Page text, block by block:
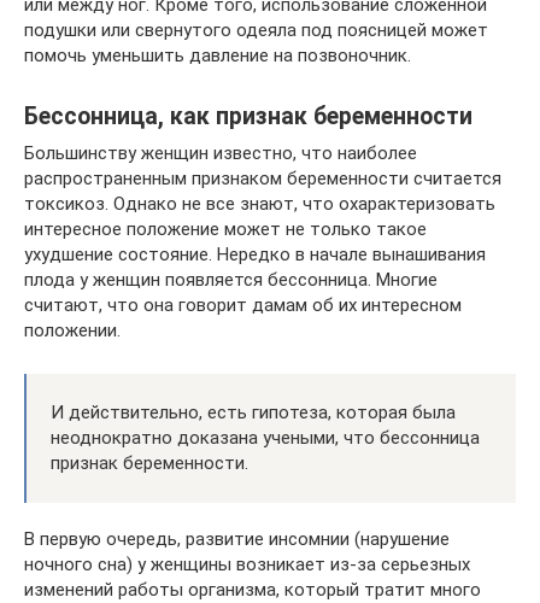
или между ног. Кроме того, использование сложенной
подушки или свернутого одеяла под поясницей может
помочь уменьшить давление на позвоночник.
Бессонница, как признак беременности
Большинству женщин известно, что наиболее
распространенным признаком беременности считается
токсикоз. Однако не все знают, что охарактеризовать
интересное положение может не только такое
ухудшение состояние. Нередко в начале вынашивания
плода у женщин появляется бессонница. Многие
считают, что она говорит дамам об их интересном
положении.
И действительно, есть гипотеза, которая была
неоднократно доказана учеными, что бессонница
признак беременности.
В первую очередь, развитие инсомнии (нарушение
ночного сна) у женщины возникает из-за серьезных
изменений работы организма, который тратит много